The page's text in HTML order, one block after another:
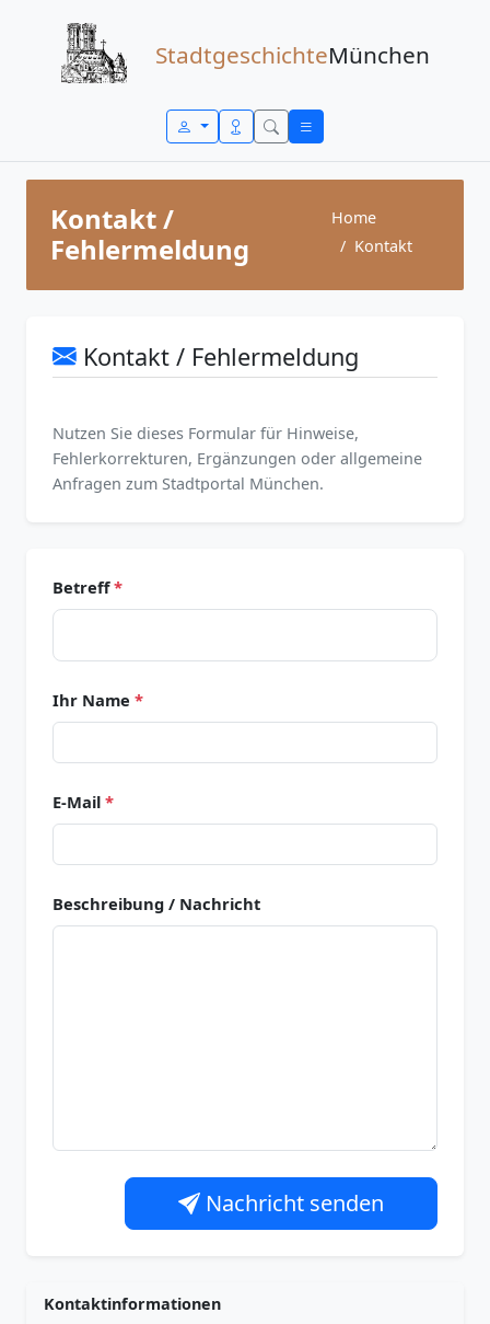
StadtgeschichteMünchen
Kontakt /
Fehlermeldung
Home
Kontakt
Kontakt / Fehlermeldung
Nutzen Sie dieses Formular für Hinweise,
Fehlerkorrekturen, Ergänzungen oder allgemeine
Anfragen zum Stadtportal München.
Betreff*
Ihr Name *
E-Mail *
Beschreibung / Nachricht
Nachricht senden
Kontaktinformationen